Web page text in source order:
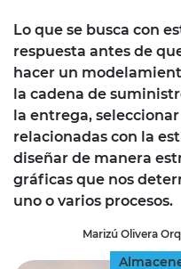
Lo que se busca con
respuesta antes de
hacer un
la cadena de
la entrega,
relacionadas con la
diseñar de manera
gráficas que nos
uno o varios procesos.
Marizú Olivera